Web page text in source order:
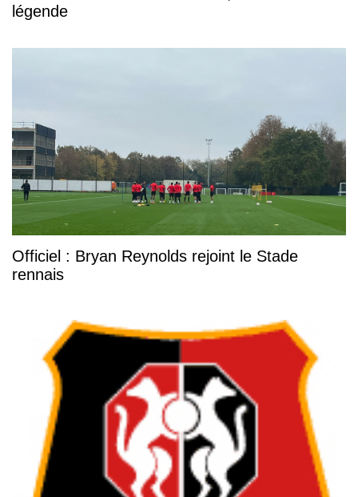
légende
Officiel : Bryan Reynolds rejoint le Stade
rennais